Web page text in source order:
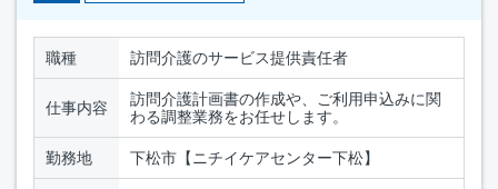
職種 訪問介護のサービス提供責任者
仕事内容
訪問介護計画書の作成や、ご利用申込みに関
わる調整業務をお任せします。
勤務地 下松市【ニチイケアセンター下松】